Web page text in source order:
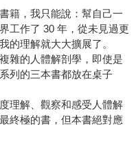
籍，我只能說：幫自己一
工作了 30 年，從未見過更
的理解就大大擴展了。
雜的人體解剖學，即使是
列的三本書都放在桌子
理解、觀察和感受人體解
終極的書，但本書絕對應